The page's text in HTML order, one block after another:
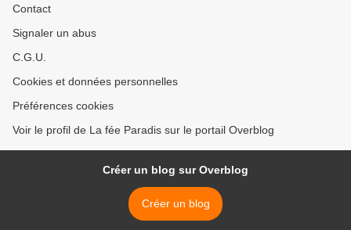
Contact
Signaler un abus
C.G.U.
Cookies et données personnelles
Préférences cookies
Voir le profil de La fée Paradis sur le portail Overblog
Créer un blog sur Overblog
Créer un blog